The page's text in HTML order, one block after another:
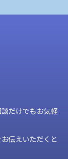
だけでもお気軽
伝えいただくと